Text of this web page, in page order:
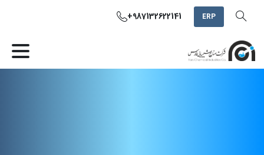
ERP
+987132622141